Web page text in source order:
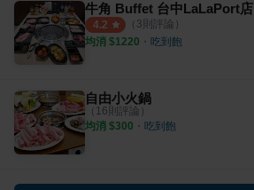
牛角 Buffet 台中LaLaPort店
4.2 （ 3則評論）
均消 $1220 ・ 吃到飽
自由小火鍋
（ 16則評論）
均消 $300 ・ 吃到飽